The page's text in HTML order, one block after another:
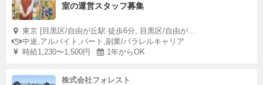
室の運営スタッフ募集
東京 [目黒区/自由が丘駅 徒歩6分, 目黒区/自由が...
中途,アルバイト,パート,副業/パラレルキャリア
時給1,230〜1,500円
1年からOK
株式会社フォレスト